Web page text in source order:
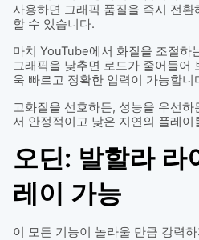
사용하면 그래픽 품질을 즉시 전환
할 수 있습니다.
마치 YouTube에서 화질을 조절하
그래픽을 낮추면 로드가 줄어들어
욱 빠르고 정확한 입력이 가능합니
고화질을 선호하든, 성능을 우선
서 안정적이고 낮은 지연의 플레이
오딘: 발할라 라
레이 가능
이 모든 기능이 놀라울 만큼 강력